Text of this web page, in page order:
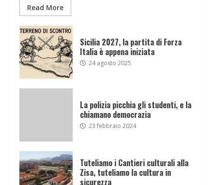
Read More
Sicilia 2027, la partita di Forza
Italia è appena iniziata
24 agosto 2025
La polizia picchia gli studenti, e la
chiamano democrazia
23 febbraio 2024
Tuteliamo i Cantieri culturali alla
Zisa, tuteliamo la cultura in
sicurezza